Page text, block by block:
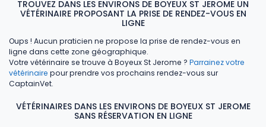
TROUVEZ DANS LES ENVIRONS DE BOYEUX ST JEROME UN
VÉTÉRINAIRE PROPOSANT LA PRISE DE RENDEZ-VOUS EN
LIGNE
Oups ! Aucun praticien ne propose la prise de rendez-vous en
ligne dans cette zone géographique.
Votre vétérinaire se trouve à Boyeux St Jerome ? Parrainez votre
vétérinaire pour prendre vos prochains rendez-vous sur
CaptainVet.
VÉTÉRINAIRES DANS LES ENVIRONS DE BOYEUX ST JEROME
SANS RÉSERVATION EN LIGNE